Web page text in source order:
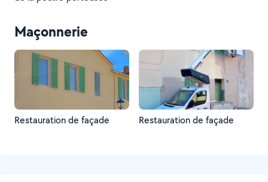
Maçonnerie
Restauration de façade Restauration de façade